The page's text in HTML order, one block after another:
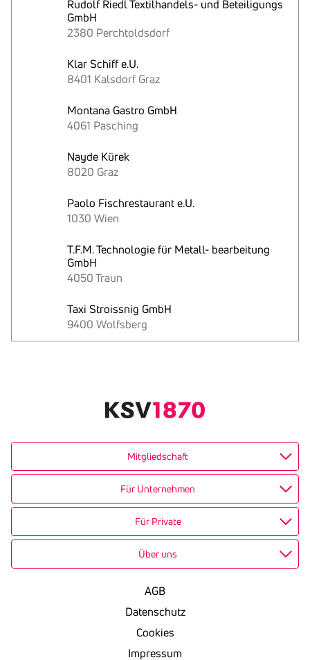
Rudolf Riedl Textilhandels- und Beteiligungs
GmbH
2380 Perchtoldsdorf
Klar Schiff e.U.
8401 Kalsdorf Graz
Montana Gastro GmbH
4061 Pasching
Nayde Kürek
8020 Graz
Paolo Fischrestaurant e.U.
1030 Wien
T.F.M. Technologie für Metall- bearbeitung
GmbH
4050 Traun
Taxi Stroissnig GmbH
9400 Wolfsberg
Mitgliedschaft
Für Unternehmen
Für Private
Über uns
AGB
Datenschutz
Cookies
Impressum